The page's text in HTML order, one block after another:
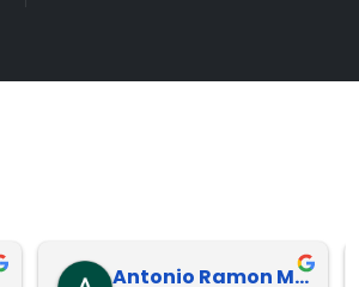
Antonio Ramon Martinez